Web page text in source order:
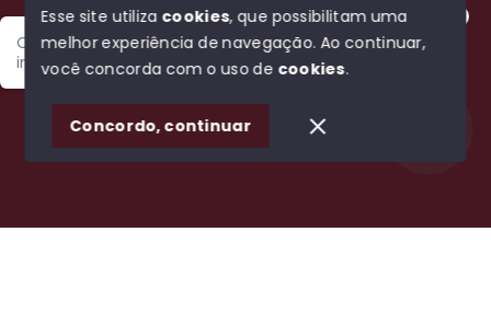
Olá! Sou Jefersson, estou disponível para encontrar o
imóvel ideal para você.
Esse site utiliza cookies, que possibilitam uma
melhor experiência de navegação.Ao continuar,
você concorda com o uso de cookies.
Concordo, continuar